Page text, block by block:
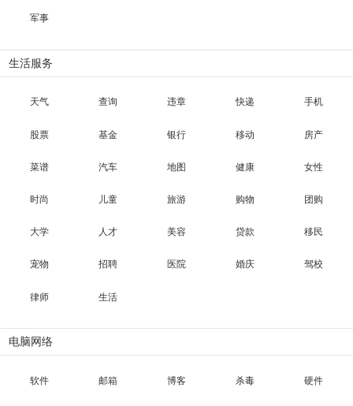
军事
生活服务
天气 查询 违章 快递 手机
股票 基金 银行 移动 房产
菜谱 汽车 地图 健康 女性
时尚 儿童 旅游 购物 团购
大学 人才 美容 贷款 移民
宠物 招聘 医院 婚庆 驾校
律师 生活
电脑网络
软件 邮箱 博客 杀毒 硬件